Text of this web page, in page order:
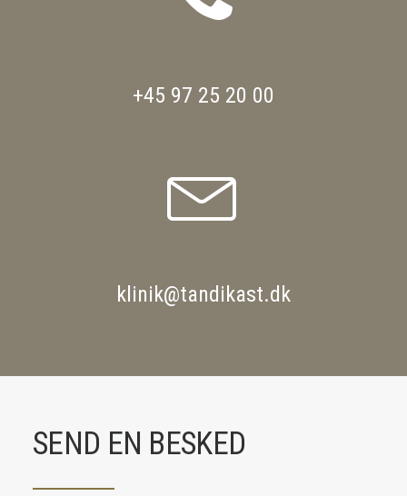
+45 97 25 20 00
klinik@tandikast.dk
SEND EN BESKED